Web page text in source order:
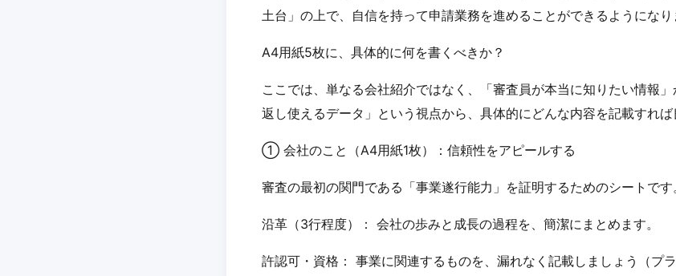
土台」の上で、自信を持って申請業務を進めることができるようになり
A4用紙5枚に、具体的に何を書くべきか？
ここでは、単なる会社紹介ではなく、「審査員が本当に知りたい情報
返し使えるデータ」という視点から、具体的にどんな内容を記載すれば
① 会社のこと（A4用紙1枚）：信頼性をアピールする
審査の最初の関門である「事業遂行能力」を証明するためのシートです
沿革（3行程度）： 会社の歩みと成長の過程を、簡潔にまとめます。
許認可・資格： 事業に関連するものを、漏れなく記載しましょう（プ